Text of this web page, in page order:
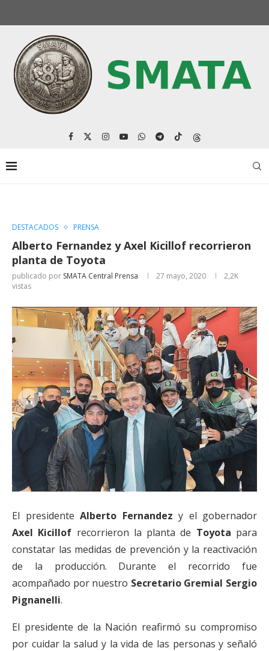
DESTACADOS PRENSA
Alberto Fernandez y Axel Kicillof recorrieron
planta de Toyota
publicado por SMATA Central Prensa 27 mayo, 2020
2,2K
vistas
El presidente Alberto Fernandez y el gobernador
Axel Kicillof recorrieron la planta de Toyota para
constatar las medidas de prevención y la reactivación
de la producción. Durante el recorrido fue
acompañado por nuestro Secretario Gremial Sergio
Pignanelli.
El presidente de la Nación reafirmó su compromiso
por cuidar la salud y la vida de las personas y señaló